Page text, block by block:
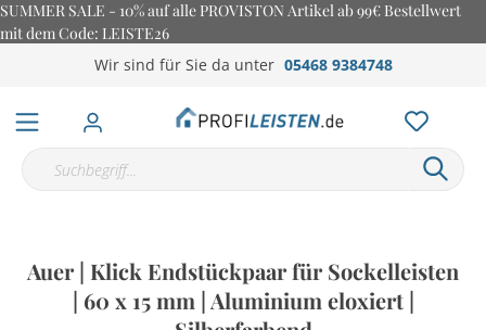
SUMMER SALE - 10% auf alle PROVISTON Artikel ab 99€ Bestellwert
mit dem Code: LEISTE26
Wir sind für Sie da unter 05468 9384748
Auer | Klick Endstückpaar für Sockelleisten
| 60 x 15 mm | Aluminium eloxiert |